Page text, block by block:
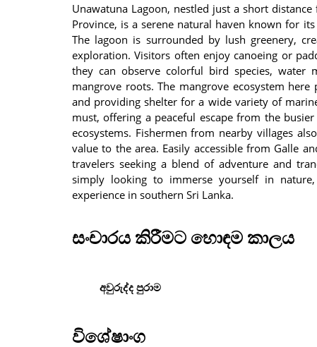
Unawatuna Lagoon, nestled just a short
Province, is a serene natural haven known for
The lagoon is surrounded by lush greenery,
exploration. Visitors often enjoy canoeing or
they can observe colorful bird species, water
mangrove roots. The mangrove ecosystem
and providing shelter for a wide variety of
must, offering a peaceful escape from the
ecosystems. Fishermen from nearby villages
value to the area. Easily accessible from Galle
travelers seeking a blend of adventure and
simply looking to immerse yourself in
experience in southern Sri Lanka.
සංචාරය කිරීමට හොඳම කාලය
අවුරුද්ද පුරාම
විශේෂාංග